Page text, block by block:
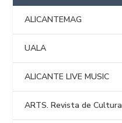
ALICANTEMAG
UALA
ALICANTE LIVE MUSIC
ARTS. Revista de Cultura